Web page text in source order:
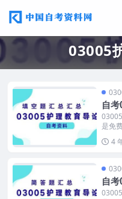
03005
自
费下
是免
4
自
费下